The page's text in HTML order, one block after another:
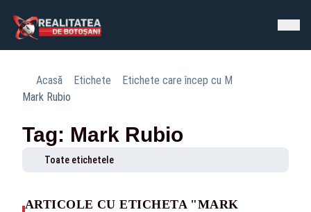
Acasă Etichete
Etichete care încep cu M
Mark Rubio
Tag: Mark Rubio
Toate etichetele
ARTICOLE CU ETICHETA "MARK